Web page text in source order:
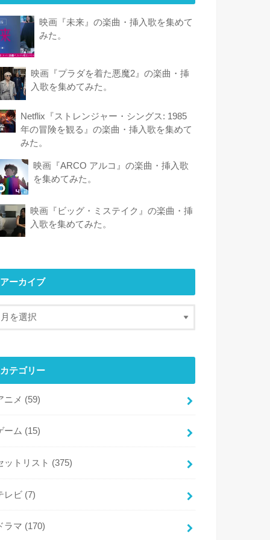
映画『未来』の楽曲・挿入歌を集めて
みた。
映画『プラダを着た悪魔2』の楽曲・挿
入歌を集めてみた。
Netflix『ストレンジャー・シングス: 1985
年の冒険 を観 る』の楽曲・挿入歌を集めて
みた。
映画『ARCO アルコ』の楽曲・挿入歌
を集めてみた。
映画『ビッグ・ミステイク』の楽曲・挿
入歌を集めてみた。
アーカイブ
カテゴリー
ニメ (59)
ーム (15)
ットリスト (375)
レビ (7)
ラマ (170)